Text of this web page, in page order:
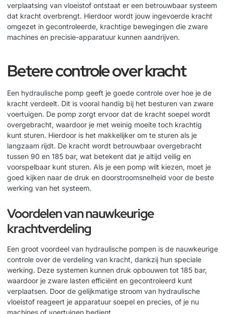
verplaatsing van vloeistof ontstaat er een betrouwbaar systeem
dat kracht overbrengt. Hierdoor wordt jouw ingevoerde kracht
omgezet in gecontroleerde, krachtige bewegingen die zware
machines en precisie-apparatuur kunnen aandrijven.
Betere controle over kracht
Een hydraulische pomp geeft je goede controle over hoe je de
kracht verdeelt. Dit is vooral handig bij het besturen van zware
voertuigen. De pomp zorgt ervoor dat de kracht soepel wordt
overgebracht, waardoor je met weinig moeite toch krachtig
kunt sturen. Hierdoor is het makkelijker om te sturen als je
langzaam rijdt. De kracht wordt betrouwbaar overgebracht
tussen 90 en 185 bar, wat betekent dat je altijd veilig en
voorspelbaar kunt sturen. Als je een pomp wilt kiezen, moet je
goed kijken naar de druk en doorstroomsnelheid voor de beste
werking van het systeem.
Voordelen van nauwkeurige
krachtverdeling
Een groot voordeel van hydraulische pompen is de nauwkeurige
controle over de verdeling van kracht, dankzij hun speciale
werking. Deze systemen kunnen druk opbouwen tot 185 bar,
waardoor je zware lasten efficiënt en gecontroleerd kunt
verplaatsen. Door de gelijkmatige stroom van hydraulische
vloeistof reageert je apparatuur soepel en precies, of je nu